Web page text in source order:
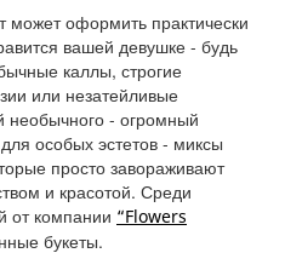
оформить практически
вашей девушке - будь
каллы, строгие
или незатейливые
необычного - огромный
особых эстетов - миксы
просто завораживают
и красотой. Среди
от компании “Flowers
букеты.